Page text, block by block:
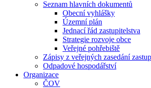
Seznam hlavních dokumentů
Obecní vyhlášky
Územní plán
Jednací řád zastupitelstva
Strategie rozvoje obce
Veřejné pohřebiště
Zápisy z veřejných zasedání
Odpadové hospodářství
Organizace
ČOV